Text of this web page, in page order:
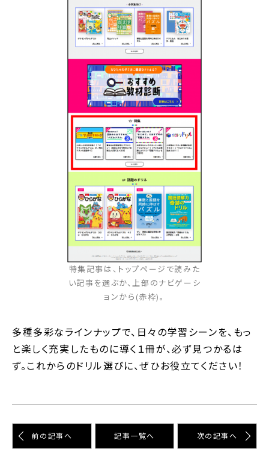
特集記事は、トップページで読みた
い記事を選ぶか、上部のナビゲーシ
ョンから(赤枠)。
多種多彩なラインナップで、日々の学習シーンを、もっ
と楽しく充実したものに導く１冊が、必ず見つかるは
ず。これからのドリル選びに、ぜひお役立てください！
前の記事へ 記事⼀覧へ 次の記事へ